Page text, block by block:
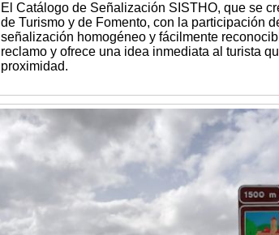
El Catálogo de Señalización SISTHO, que se
de Turismo y de Fomento, con la participación
señalización homogéneo y fácilmente
reclamo y ofrece una idea inmediata al turista
proximidad.